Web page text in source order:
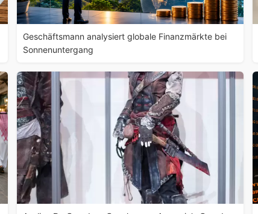
Geschäftsmann analysiert globale Finanzmärkte bei
Sonnenuntergang